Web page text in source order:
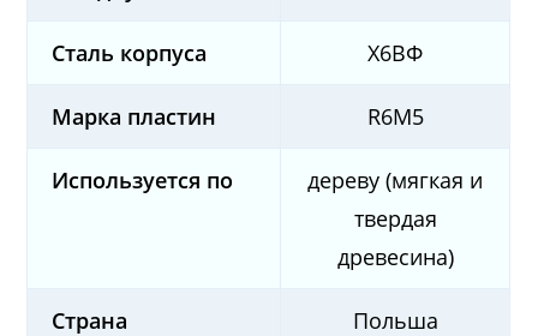
Сталь корпуса Х6ВФ
Марка пластин R6M5
Используется по
дереву (мягкая и
твердая
древесина)
Страна
Польша